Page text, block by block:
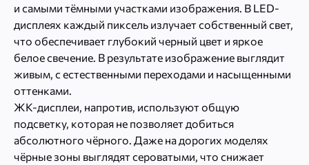
и самыми тёмными участками изображения. В LED-
дисплеях каждый пиксель излучает собственный свет,
что обеспечивает глубокий черный цвет и яркое
белое свечение. В результате изображение выглядит
живым, с естественными переходами и насыщенными
оттенками.
ЖК-дисплеи, напротив, используют общую
подсветку, которая не позволяет добиться
абсолютного чёрного. Даже на дорогих моделях
чёрные зоны выглядят сероватыми, что снижает